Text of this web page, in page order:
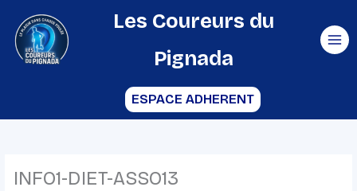
contenu
Les Coureurs du
Pignada
ESPACE ADHERENT
INFO1-DIET-ASSO13